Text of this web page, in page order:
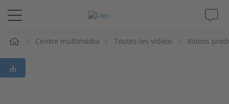
Solutions & Produits
Support
Centre multimédia Toutes les vidéos Vidéos